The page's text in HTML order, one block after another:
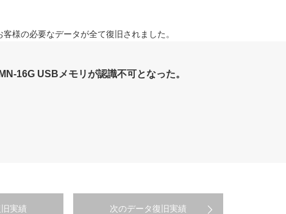
様の必要なデータが全て復旧されました。
16G USBメモリが認識不可となった。
実績 次のデータ復旧実績